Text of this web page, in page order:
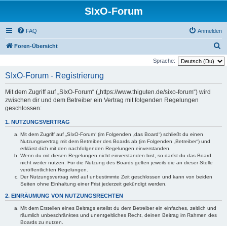
SIxO-Forum
FAQ Anmelden
Foren-Übersicht
u
Sprache:
SIxO-Forum - Registrierung
Mit dem Zugriff auf „SIxO-Forum“ („https://www.thiguten.de/sixo-forum“) wird
zwischen dir und dem Betreiber ein Vertrag mit folgenden Regelungen
geschlossen:
1. NUTZUNGSVERTRAG
Mit dem Zugriff auf „SIxO-Forum“ (im Folgenden „das Board“) schließt du einen
Nutzungsvertrag mit dem Betreiber des Boards ab (im Folgenden „Betreiber“) und
erklärst dich mit den nachfolgenden Regelungen einverstanden.
Wenn du mit diesen Regelungen nicht einverstanden bist, so darfst du das Board
nicht weiter nutzen. Für die Nutzung des Boards gelten jeweils die an dieser Stelle
veröffentlichten Regelungen.
Der Nutzungsvertrag wird auf unbestimmte Zeit geschlossen und kann von beiden
Seiten ohne Einhaltung einer Frist jederzeit gekündigt werden.
2. EINRÄUMUNG VON NUTZUNGSRECHTEN
Mit dem Erstellen eines Beitrags erteilst du dem Betreiber ein einfaches, zeitlich und
räumlich unbeschränktes und unentgeltliches Recht, deinen Beitrag im Rahmen des
Boards zu nutzen.